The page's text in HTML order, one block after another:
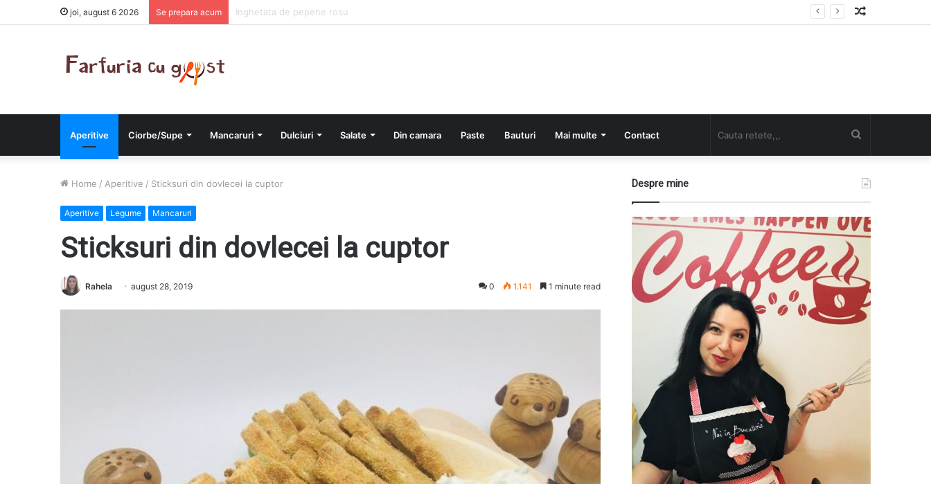
joi, august 6 2026 Se prepara acum Chiftelute cu cartofi si smantana la cuptor
Aperitive Ciorbe/Supe Mancaruri Dulciuri Salate Din camara Paste Bauturi Mai multe Contact
retete,,,
Home / Aperitive / Sticksuri din dovlecei la cuptor
Aperitive Legume Mancaruri
Sticksuri din dovlecei la cuptor
Rahela august 28, 2019 0 1.141 1 minute read
Despre mine